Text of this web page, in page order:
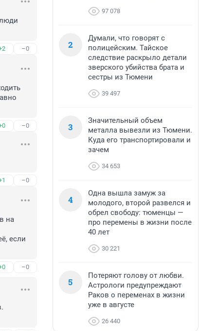
–0
–0
–0
на
если
–0
97 078
2
Думали, что говорят с
полицейским. Тайское
следствие раскрыло детали
зверского убийства брата и
сестры из Тюмени
39 497
3
Значительный объем
металла вывезли из Тюмени.
Куда его транспортировали и
зачем
34 653
4
Одна вышла замуж за
молодого, второй развелся и
обрел свободу: тюменцы —
про перемены в жизни после
40 лет
30 221
5
Потеряют голову от любви.
Астрологи предупреждают
Раков о переменах в жизни
уже в августе
26 440